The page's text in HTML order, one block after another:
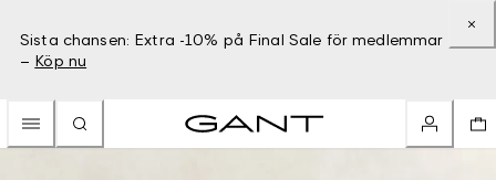
Sista chansen: Extra -10% på Final Sale för medlemmar
– Köp nu